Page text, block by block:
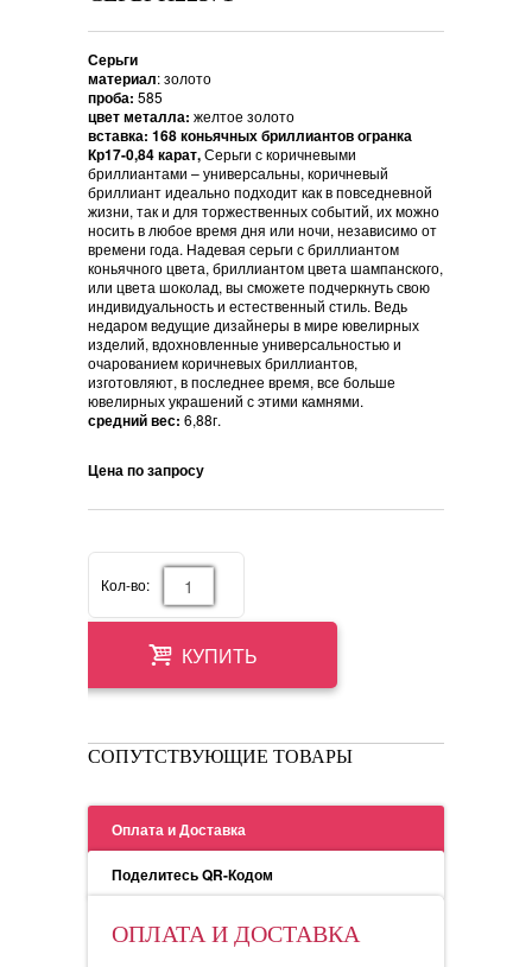
Серьги
материал: золото
проба: 585
цвет металла: желтое золото
вставка: 168 коньячных бриллиантов огранка
Кр17-0,84 карат,Серьги с коричневыми
бриллиантами – универсальны, коричневый
бриллиант идеально подходит как в повседневной
жизни, так и для торжественных событий, их можно
носить в любое время дня или ночи, независимо от
времени года. Надевая серьги с бриллиантом
коньячного цвета, бриллиантом цвета шампанского,
или цвета шоколад, вы сможете подчеркнуть свою
индивидуальность и естественный стиль. Ведь
недаром ведущие дизайнеры в мире ювелирных
изделий, вдохновленные универсальностью и
очарованием коричневых бриллиантов,
изготовляют, в последнее время, все больше
ювелирных украшений с этими камнями.
средний вес: 6,88г.
Цена по запросу
Кол-во:
КУПИТЬ
СОПУТСТВУЮЩИЕ ТОВАРЫ
Оплата и Доставка
Поделитесь QR-Кодом
ОПЛАТА И ДОСТАВКА